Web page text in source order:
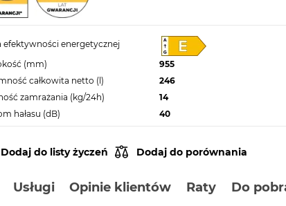
efektywności energetycznej
(mm)
955
całkowita netto (l)
246
zamrażania (kg/24h)
14
hałasu (dB)
40
Dodaj do listy życzeń Dodaj do porównania
Usługi Opinie klientów Raty Do